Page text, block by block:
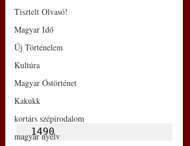
Tisztelt Olvasó!
Magyar Idő
Új Történelem
Kultúra
Magyar Őstörténet
Kakukk
kortárs szépirodalom
magyar nyelv
1490